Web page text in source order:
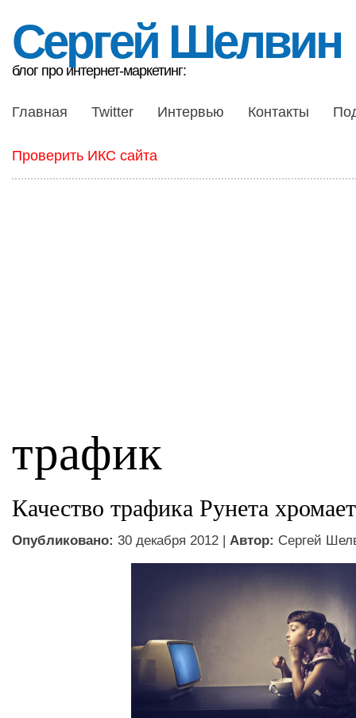
Сергей Шелвин
блог про интернет-маркетинг:
Главная Twitter Интервью Контакты
Проверить ИКС сайта
трафик
Качество трафика Рунета хромает
Опубликовано: 30 декабря 2012 | Автор: Сергей